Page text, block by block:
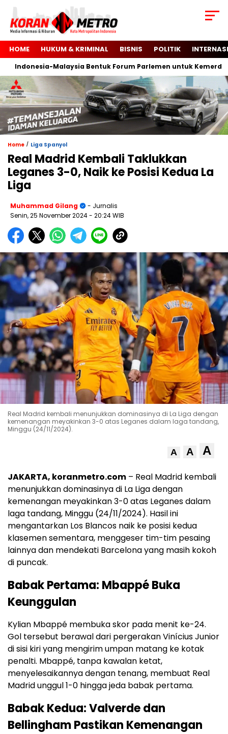
HOME HUKUM & KRIMINAL BISNIS POLITIK
Malaysia Bentuk Forum Parlemen untuk
Home / Liga Spanyol
Real Madrid Kembali Taklukkan
Leganes 3-0, Naik ke Posisi Kedua La
Liga
Muhammad Gilang
- Jurnalis
Senin, 25 November 2024- 20:24 WIB
Real Madrid kembali menunjukkan dominasinya di La Liga dengan
kemenangan meyakinkan 3-0 atas Leganes dalam laga tandang,
Minggu (24/11/2024).
A A A
JAKARTA, koranmetro.com – Real Madrid kembali
menunjukkan dominasinya di La Liga dengan
kemenangan meyakinkan 3-0 atas Leganes dalam
laga tandang, Minggu (24/11/2024). Hasil ini
mengantarkan Los Blancos naik ke posisi kedua
klasemen sementara, menggeser tim-tim pesaing
lainnya dan mendekati Barcelona yang masih kokoh
di puncak.
Babak Pertama: Mbappé Buka
Keunggulan
Kylian Mbappé membuka skor pada menit ke-24.
Gol tersebut berawal dari pergerakan Vinícius Junior
di sisi kiri yang mengirim umpan matang ke kotak
penalti. Mbappé, tanpa kawalan ketat,
menyelesaikannya dengan tenang, membuat Real
Madrid unggul 1-0 hingga jeda babak pertama​.
Babak Kedua: Valverde dan
Bellingham Pastikan Kemenangan